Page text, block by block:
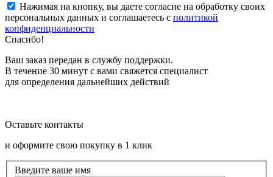
Нажимая на кнопку, вы даете согласие на обработку своих
персональных данных и соглашаетесь с политикой
конфиденциальности
Спасибо!
Ваш заказ передан в службу поддержки.
В течение 30 минут с вами свяжется специалист
для определения дальнейших действий
Оставьте контакты
и оформите свою покупку в 1 клик
Введите ваше имя